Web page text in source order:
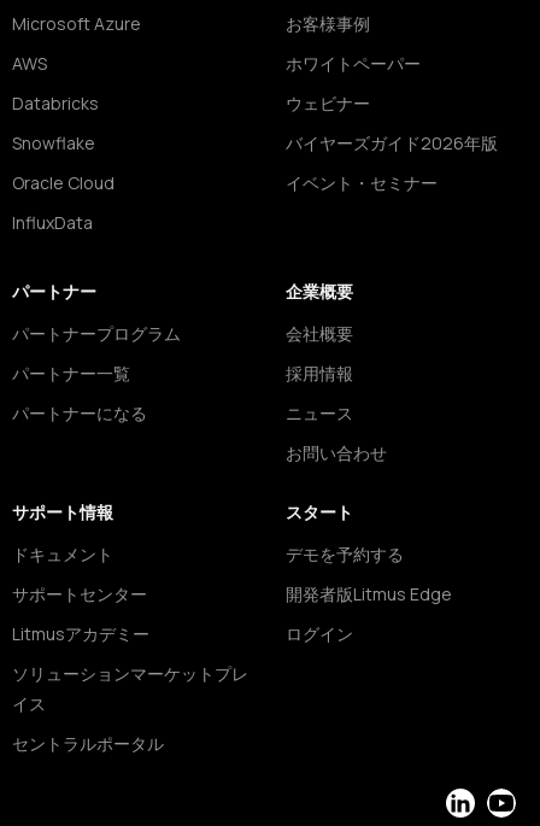
Microsoft Azure
AWS
Databricks
Snowflake
Oracle Cloud
InfluxData
お客様事例
ホワイトペーパー
ウェビナー
バイヤーズガイド2026年版
イベント・セミナー
パートナー
パートナープログラム
パートナー一覧
パートナーになる
企業概要
会社概要
採用情報
ニュース
お問い合わせ
サポート情報
ドキュメント
サポートセンター
Litmusアカデミー
ソリューションマーケットプレ
イス
セントラルポータル
スタート
デモを予約する
開発者版Litmus Edge
ログイン
LinkedIn